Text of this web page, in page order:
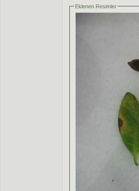
Eklenen Resimler